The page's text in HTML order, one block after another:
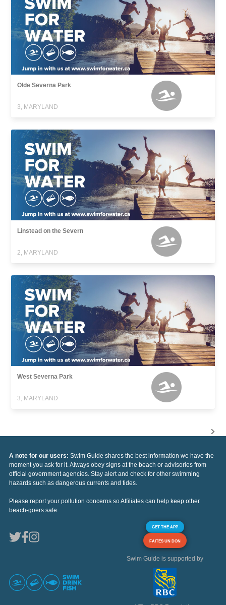
Olde Severna Park
3, MARYLAND
Linstead on the Severn
2, MARYLAND
West Severna Park
3, MARYLAND
A note for our users: Swim Guide shares the best information we have the
moment you ask for it. Always obey signs at the beach or advisories from
official government agencies. Stay alert and check for other swimming
hazards such as dangerous currents and tides.
Please report your pollution concerns so Affiliates can help keep other
beach-goers safe.
GET THE APP
FAITES UN DON
Swim Guide is supported by